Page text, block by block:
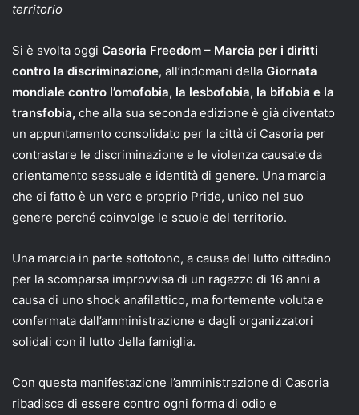
territorio
Si è svolta oggi Casoria Freedom – Marcia per i diritti
contro la discriminazione, all’indomani della Giornata
mondiale contro l’omofobia, la lesbofobia, la bifobia e la
transfobia, che alla sua seconda edizione è già diventato
un appuntamento consolidato per la città di Casoria per
contrastare le discriminazione e le violenza causate da
orientamento sessuale e identità di genere. Una marcia
che di fatto è un vero e proprio Pride, unico nel suo
genere perché coinvolge le scuole del territorio.
Una marcia in parte sottotono, a causa del lutto cittadino
per la scomparsa improvvisa di un ragazzo di 16 anni a
causa di uno shock anafilattico, ma fortemente voluta e
confermata dall’amministrazione e dagli organizzatori
solidali con il lutto della famiglia.
Con questa manifestazione l’amministrazione di Casoria
ribadisce di essere contro ogni forma di odio e